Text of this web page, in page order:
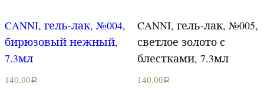
CANNI, гель-лак, №004,
бирюзовый нежный,
7.3мл
140.00Р
CANNI, гель-лак, №005,
светлое золото с
блестками, 7.3мл
140.00Р